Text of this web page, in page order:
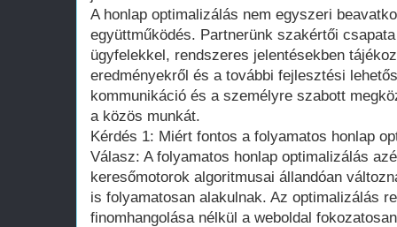
A honlap optimalizálás nem egyszeri
együttműködés. Partnerünk szakértői
ügyfelekkel, rendszeres jelentésekben
eredményekről és a további fejlesztési
kommunikáció és a személyre szabott
a közös munkát.
Kérdés 1: Miért fontos a folyamatos honlap
Válasz: A folyamatos honlap optimalizálás
keresőmotorok algoritmusai állandóan
is folyamatosan alakulnak. Az optimalizálás
finomhangolása nélkül a weboldal